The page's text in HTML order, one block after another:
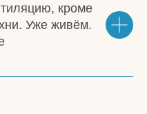
кроме
Уже живём.